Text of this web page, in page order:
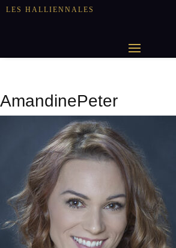
LES HALLIENNALES
AmandinePeter